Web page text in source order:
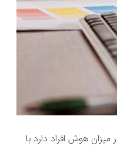
هوش افراد دارد با